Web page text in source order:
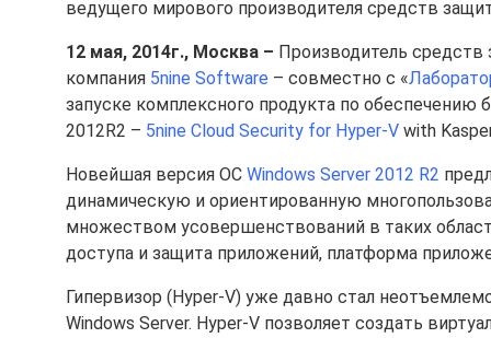
ведущего мирового производителя средств
12 мая, 2014г., Москва – Производитель средств
компания 5nine Software – совместно с «
запуске комплексного продукта по обеспечению
2012R2 – 5nine Cloud Security for Hyper-V with
Новейшая версия ОС Windows Server 2012 R2
динамическую и ориентированную
множеством усовершенствований в таких
доступа и защита приложений, платформа
Гипервизор (Hyper-V) уже давно стал
Windows Server. Hyper-V позволяет создать